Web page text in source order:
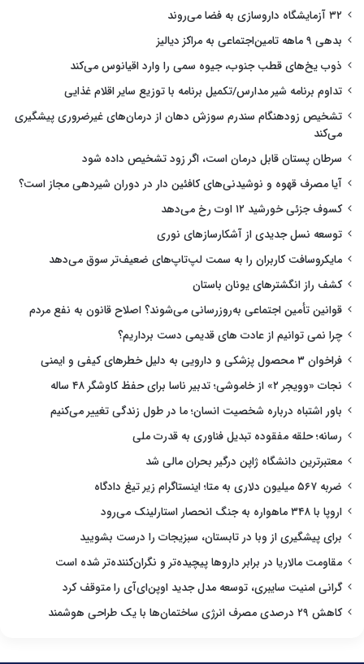
۳۲ آزمایشگاه داروسازی به فضا می‌روند
بدهی ۹ ماهه تامین‌اجتماعی به مراکز دیالیز
ذوب یخ‌های قطب جنوب، جیوه سمی را وارد اقیانوس می‌کند
تداوم برنامه شیر مدارس/تکمیل برنامه با توزیع سایر اقلام غذایی
تشخیص زودهنگام سندرم سوزش دهان از درمان‌های غیرضروری پیشگیری
می‌کند
سرطان پستان قابل درمان است، اگر زود تشخیص داده شود
آیا مصرف قهوه و نوشیدنی‌های کافئین دار در دوران شیردهی مجاز است؟
کسوف جزئی خورشید ۱۲ اوت رخ می‌دهد
توسعه نسل جدیدی از آشکارسازهای نوری
مایکروسافت کاربران را به سمت لپ‌تاپ‌های ضعیف‌تر سوق می‌دهد
کشف راز انگشترهای یونان باستان
قوانین تأمین اجتماعی به‌روزرسانی می‌شوند؟ اصلاح قانون به نفع مردم
چرا نمی توانیم از عادت های قدیمی دست برداریم؟
فراخوان ۳ محصول پزشکی و دارویی به دلیل خطرهای کیفی و ایمنی
نجات «وویجر ۲» از خاموشی؛ تدبیر ناسا برای حفظ کاوشگر ۴۸ ساله
باور اشتباه درباره شخصیت انسان؛ ما در طول زندگی تغییر می‌کنیم
رسانه؛ حلقه مفقوده تبدیل فناوری به قدرت ملی
معتبرترین دانشگاه ژاپن درگیر بحران مالی شد
ضربه ۵۶۷ میلیون دلاری به متا؛ اینستاگرام زیر تیغ دادگاه
اروپا با ۳۴۸ ماهواره به جنگ انحصار استارلینک می‌رود
برای پیشگیری از وبا در تابستان، سبزیجات را درست بشویید
مقاومت مالاریا در برابر داروها پیچیده‌تر و نگران‌کننده‌تر شده است
گرانی امنیت سایبری، توسعه مدل جدید اوپن‌ای‌آی را متوقف کرد
کاهش ۲۹ درصدی مصرف انرژی ساختمان‌ها با یک طراحی هوشمند